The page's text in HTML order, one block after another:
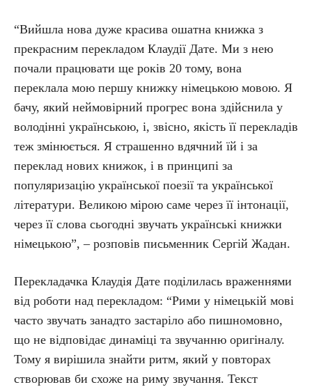
“Вийшла нова дуже красива ошатна книжка з
прекрасним перекладом Клаудії Дате. Ми з нею
почали працювати ще років 20 тому, вона
переклала мою першу книжку німецькою мовою. Я
бачу, який неймовірний прогрес вона здійснила у
володінні українською, і, звісно, якість її перекладів
теж змінюється. Я страшенно вдячний їй і за
переклад нових книжок, і в принципі за
популяризацію української поезії та української
літератури. Великою мірою саме через її інтонації,
через її слова сьогодні звучать українські книжки
німецькою”, – розповів письменник Сергій Жадан.
Перекладачка Клаудія Дате поділилась враженнями
від роботи над перекладом: “Рими у німецькій мові
часто звучать занадто застаріло або пишномовно,
що не відповідає динаміці та звучанню оригіналу.
Тому я вирішила знайти ритм, який у повторах
створював би схоже на риму звучання. Текст